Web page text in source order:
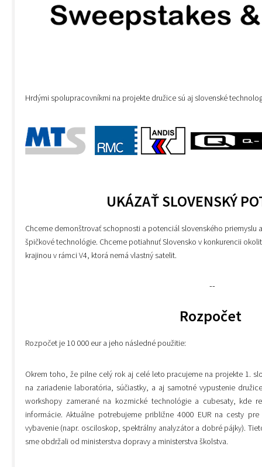
Hrdými spolupracovníkmi na projekte družice sú aj slovenské
UKÁZAŤ SLOVENSKÝ
Chceme demonštrovať schopnosti a potenciál slovenského priemyslu
špičkové technológie. Chceme potiahnuť Slovensko v konkurencii
krajinou v rámci V4, ktorá nemá vlastný satelit.
--
Rozpočet
Rozpočet je 10 000 eur a jeho následné použitie:
Okrem toho, že pilne celý rok aj celé leto pracujeme na projekte 1.
na zariadenie laboratória, súčiastky, a aj samotné vypustenie
workshopy zamerané na kozmické technológie a cubesaty, kde
informácie. Aktuálne potrebujeme približne 4000 EUR na cesty
vybavenie (napr. osciloskop, spektrálny analyzátor a dobré pájky).
sme obdržali od ministerstva dopravy a ministerstva školstva.